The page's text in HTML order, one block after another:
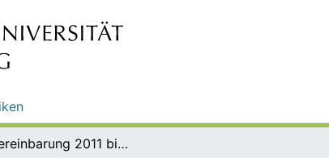
Zielvereinbarung 2011 bis 2013 zwischen dem Kultusministerium des Landes Sachsen-Anhalt und der Hochschule Harz